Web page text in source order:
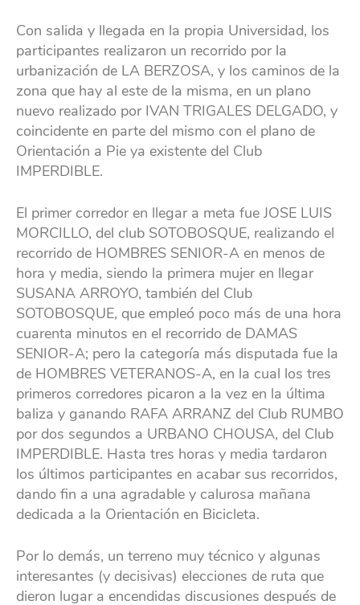
Con salida y llegada en la propia Universidad, los
participantes realizaron un recorrido por la
urbanización de LA BERZOSA, y los caminos de la
zona que hay al este de la misma, en un plano
nuevo realizado por IVAN TRIGALES DELGADO, y
coincidente en parte del mismo con el plano de
Orientación a Pie ya existente del Club
IMPERDIBLE.
El primer corredor en llegar a meta fue JOSE LUIS
MORCILLO, del club SOTOBOSQUE, realizando el
recorrido de HOMBRES SENIOR-A en menos de
hora y media, siendo la primera mujer en llegar
SUSANA ARROYO, también del Club
SOTOBOSQUE, que empleó poco más de una hora
cuarenta minutos en el recorrido de DAMAS
SENIOR-A; pero la categoría más disputada fue la
de HOMBRES VETERANOS-A, en la cual los tres
primeros corredores picaron a la vez en la última
baliza y ganando RAFA ARRANZ del Club RUMBO
por dos segundos a URBANO CHOUSA, del Club
IMPERDIBLE. Hasta tres horas y media tardaron
los últimos participantes en acabar sus recorridos,
dando fin a una agradable y calurosa mañana
dedicada a la Orientación en Bicicleta.
Por lo demás, un terreno muy técnico y algunas
interesantes (y decisivas) elecciones de ruta que
dieron lugar a encendidas discusiones después de